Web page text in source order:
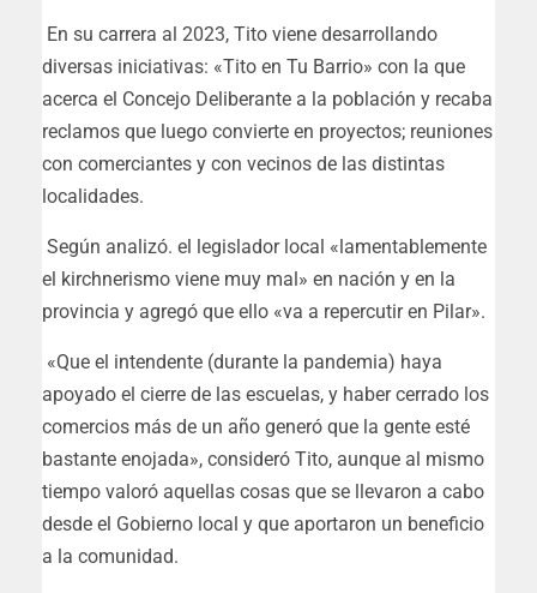
En su carrera al 2023, Tito viene desarrollando
diversas iniciativas: «Tito en Tu Barrio» con la que
acerca el Concejo Deliberante a la población y recaba
reclamos que luego convierte en proyectos; reuniones
con comerciantes y con vecinos de las distintas
localidades.
Según analizó. el legislador local «lamentablemente
el kirchnerismo viene muy mal» en nación y en la
provincia y agregó que ello «va a repercutir en Pilar».
«Que el intendente (durante la pandemia) haya
apoyado el cierre de las escuelas, y haber cerrado los
comercios más de un año generó que la gente esté
bastante enojada», consideró Tito, aunque al mismo
tiempo valoró aquellas cosas que se llevaron a cabo
desde el Gobierno local y que aportaron un beneficio
a la comunidad.